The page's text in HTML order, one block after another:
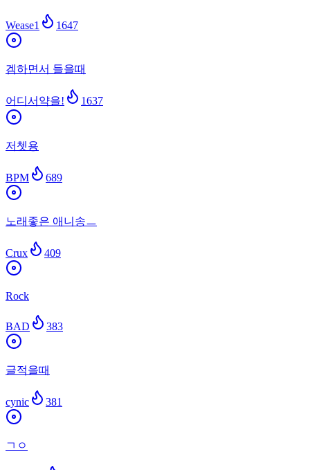
Wease1 1647
겜하면서 들을때
어디서약을! 1637
저쳇용
BPM 689
노래좋은 애니송ㅡ
Crux 409
Rock
BAD 383
글적을때
cynic 381
ㄱㅇ